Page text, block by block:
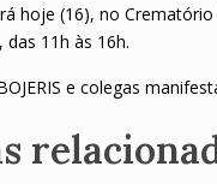
hoje (16), no
das 11h às 16h.
e colegas